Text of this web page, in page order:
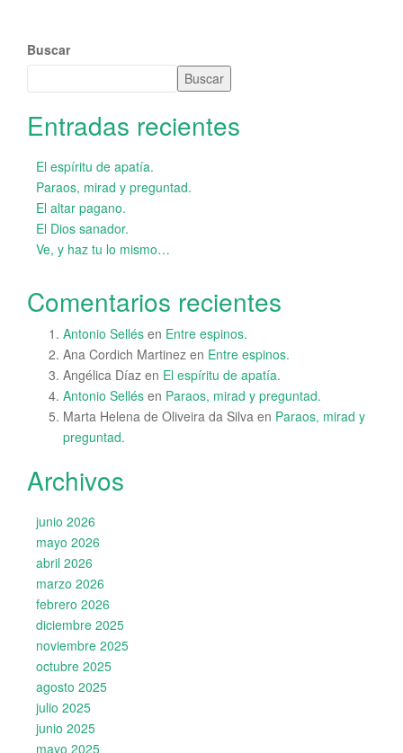
Buscar
Buscar
Entradas recientes
El espíritu de apatía.
Paraos, mirad y preguntad.
El altar pagano.
El Dios sanador.
Ve, y haz tu lo mismo…
Comentarios recientes
Antonio Sellés en Entre espinos.
Ana Cordich Martinez en Entre espinos.
Angélica Díaz en El espíritu de apatía.
Antonio Sellés en Paraos, mirad y preguntad.
Marta Helena de Oliveira da Silva en Paraos, mirad y
preguntad.
Archivos
junio 2026
mayo 2026
abril 2026
marzo 2026
febrero 2026
diciembre 2025
noviembre 2025
octubre 2025
agosto 2025
julio 2025
junio 2025
mayo 2025